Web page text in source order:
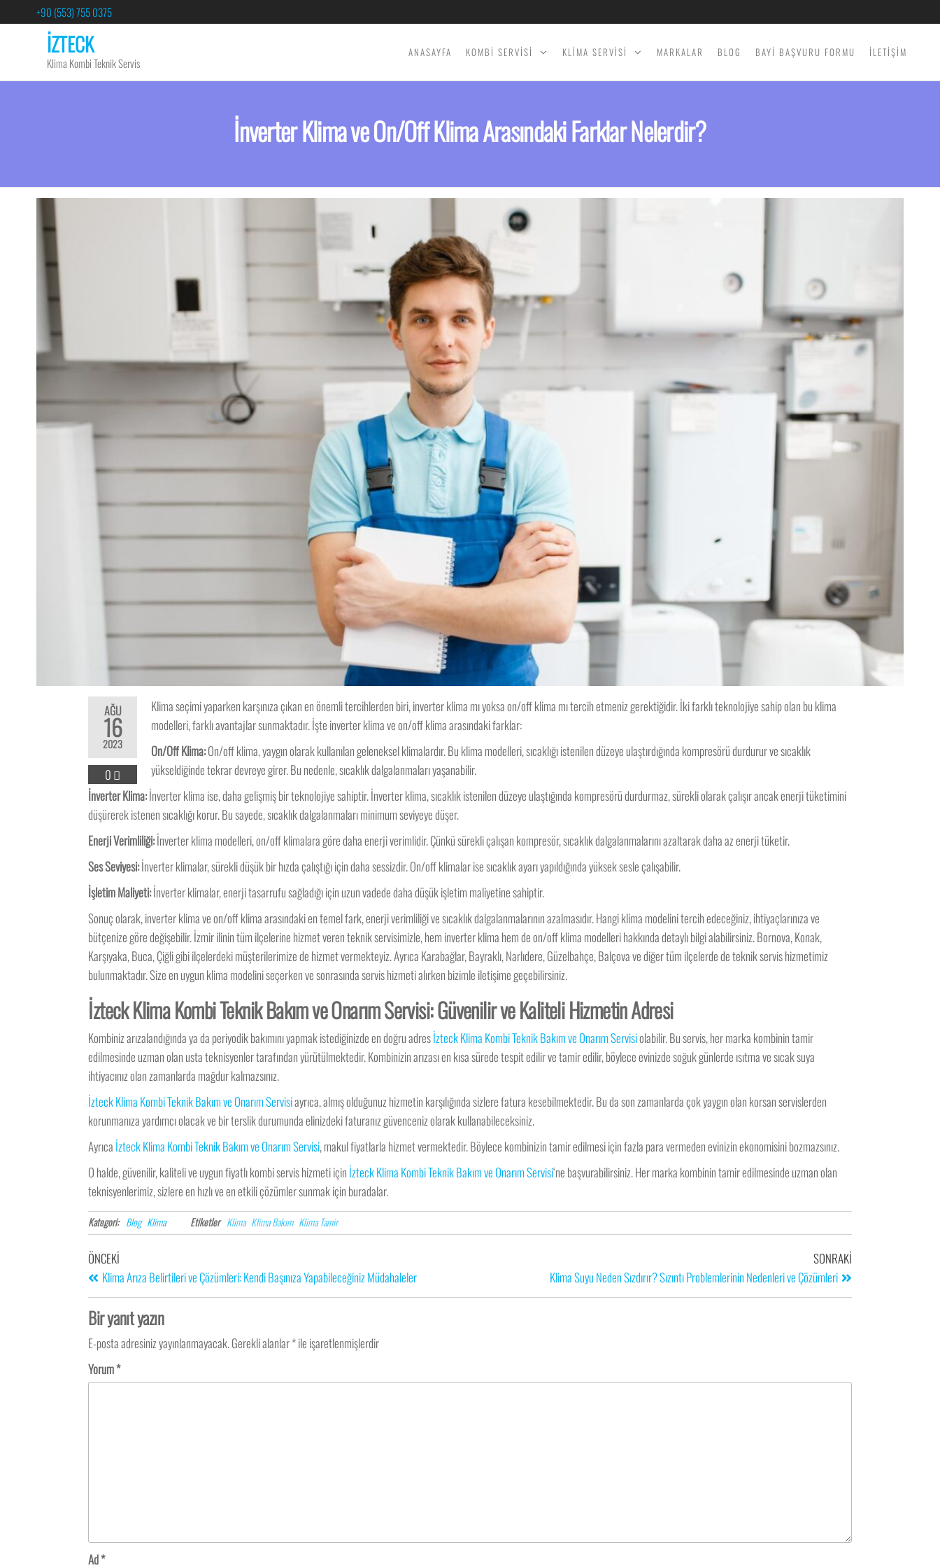
+90 (553) 755 0375
İZTECK
Klima Kombi Teknik Servis
ANASAYFA KOMBİ SERVİSİ KLİMA SERVİSİ MARKALAR BLOG BAYİ BAŞVURU FORMU İLETİŞİM
İnverter Klima ve On/Off Klima Arasındaki Farklar Nelerdir?
AĞU
16
2023
0
Klima seçimi yaparken karşınıza çıkan en önemli tercihlerden biri, inverter klima mı yoksa on/off klima mı tercih etmeniz gerektiğidir. İki farklı teknolojiye sahip olan bu klima
modelleri, farklı avantajlar sunmaktadır. İşte inverter klima ve on/off klima arasındaki farklar:
On/Off Klima:On/off klima, yaygın olarak kullanılan geleneksel klimalardır. Bu klima modelleri, sıcaklığı istenilen düzeye ulaştırdığında kompresörü durdurur ve sıcaklık
yükseldiğinde tekrar devreye girer. Bu nedenle, sıcaklık dalgalanmaları yaşanabilir.
İnverter Klima:İnverter klima ise, daha gelişmiş bir teknolojiye sahiptir. İnverter klima, sıcaklık istenilen düzeye ulaştığında kompresörü durdurmaz, sürekli olarak çalışır ancak enerji tüketimini
düşürerek istenen sıcaklığı korur. Bu sayede, sıcaklık dalgalanmaları minimum seviyeye düşer.
Enerji Verimliliği:İnverter klima modelleri, on/off klimalara göre daha enerji verimlidir. Çünkü sürekli çalışan kompresör, sıcaklık dalgalanmalarını azaltarak daha az enerji tüketir.
Ses Seviyesi:İnverter klimalar, sürekli düşük bir hızda çalıştığı için daha sessizdir. On/off klimalar ise sıcaklık ayarı yapıldığında yüksek sesle çalışabilir.
İşletim Maliyeti:İnverter klimalar, enerji tasarrufu sağladığı için uzun vadede daha düşük işletim maliyetine sahiptir.
Sonuç olarak, inverter klima ve on/off klima arasındaki en temel fark, enerji verimliliği ve sıcaklık dalgalanmalarının azalmasıdır. Hangi klima modelini tercih edeceğiniz, ihtiyaçlarınıza ve
bütçenize göre değişebilir. İzmir ilinin tüm ilçelerine hizmet veren teknik servisimizle, hem inverter klima hem de on/off klima modelleri hakkında detaylı bilgi alabilirsiniz. Bornova, Konak,
Karşıyaka, Buca, Çiğli gibi ilçelerdeki müşterilerimize de hizmet vermekteyiz. Ayrıca Karabağlar, Bayraklı, Narlıdere, Güzelbahçe, Balçova ve diğer tüm ilçelerde de teknik servis hizmetimiz
bulunmaktadır. Size en uygun klima modelini seçerken ve sonrasında servis hizmeti alırken bizimle iletişime geçebilirsiniz.
İzteck Klima Kombi Teknik Bakım ve Onarım Servisi: Güvenilir ve Kaliteli Hizmetin Adresi
Kombiniz arızalandığında ya da periyodik bakımını yapmak istediğinizde en doğru adresİzteck Klima Kombi Teknik Bakım ve Onarım Servisiolabilir. Bu servis, her marka kombinin tamir
edilmesinde uzman olan usta teknisyenler tarafından yürütülmektedir. Kombinizin arızası en kısa sürede tespit edilir ve tamir edilir, böylece evinizde soğuk günlerde ısıtma ve sıcak suya
ihtiyacınız olan zamanlarda mağdur kalmazsınız.
İzteck Klima Kombi Teknik Bakım ve Onarım Servisiayrıca, almış olduğunuz hizmetin karşılığında sizlere fatura kesebilmektedir. Bu da son zamanlarda çok yaygın olan korsan servislerden
korunmanıza yardımcı olacak ve bir terslik durumunda elinizdeki faturanız güvenceniz olarak kullanabileceksiniz.
Ayrıca İzteck Klima Kombi Teknik Bakım ve Onarım Servisi, makul fiyatlarla hizmet vermektedir. Böylece kombinizin tamir edilmesi için fazla para vermeden evinizin ekonomisini bozmazsınız.
O halde, güvenilir, kaliteli ve uygun fiyatlı kombi servis hizmeti için İzteck Klima Kombi Teknik Bakım ve Onarım Servisi‘ne başvurabilirsiniz. Her marka kombinin tamir edilmesinde uzman olan
teknisyenlerimiz, sizlere en hızlı ve en etkili çözümler sunmak için buradalar.
Kategori: Blog Klima Etiketler Klima Klima Bakım Klima Tamir
ÖNCEKI
Klima Arıza Belirtileri ve Çözümleri: Kendi Başınıza Yapabileceğiniz Müdahaleler
SONRAKI
Klima Suyu Neden Sızdırır? Sızıntı Problemlerinin Nedenleri ve Çözümleri
Bir yanıt yazın
E-posta adresiniz yayınlanmayacak.Gerekli alanlar*ile işaretlenmişlerdir
Yorum*
Ad*